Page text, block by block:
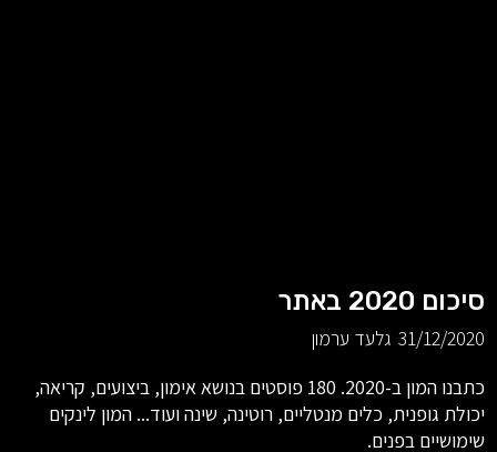
סיכום 2020 באתר
31/12/2020 גלעד ערמון
כתבנו המון ב-2020. 180 פוסטים בנושא אימון, ביצועים, קריאה,
יכולת גופנית, כלים מנטליים, רוטינה, שינה ועוד... המון לינקים
שימושיים בפנים.